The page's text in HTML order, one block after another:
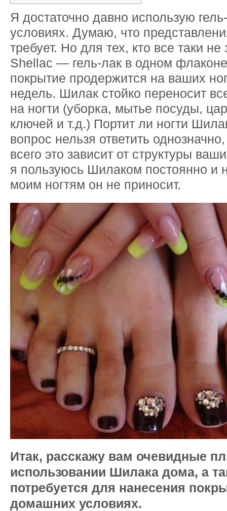
Я достаточно давно использую
условиях. Думаю, что
требует. Но для тех, кто все таки
Shellac — гель-лак в одном
покрытие продержится на ваших
недель. Шилак стойко переносит
на ногти (уборка, мытье посуды,
ключей и т.д.) Портит ли ногти
вопрос нельзя ответить
всего это зависит от структуры
я пользуюсь Шилаком постоянно и
моим ногтям он не приносит.
Итак, расскажу вам очевидные
использовании Шилака дома, а
потребуется для нанесения
домашних условиях.